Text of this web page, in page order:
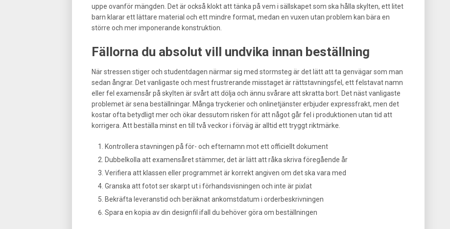
uppe ovanför mängden. Det är också klokt att tänka på vem i sällskapet som ska hålla skylten, ett litet
barn klarar ett lättare material och ett mindre format, medan en vuxen utan problem kan bära en
större och mer imponerande konstruktion.
Fällorna du absolut vill undvika innan beställning
När stressen stiger och studentdagen närmar sig med stormsteg är det lätt att ta genvägar som man
sedan ångrar. Det vanligaste och mest frustrerande misstaget är rättstavningsfel, ett felstavat namn
eller fel examensår på skylten är svårt att dölja och ännu svårare att skratta bort. Det näst vanligaste
problemet är sena beställningar. Många tryckerier och onlinetjänster erbjuder expressfrakt, men det
kostar ofta betydligt mer och ökar dessutom risken för att något går fel i produktionen utan tid att
korrigera. Att beställa minst en till två veckor i förväg är alltid ett tryggt riktmärke.
Kontrollera stavningen på för- och efternamn mot ett officiellt dokument
Dubbelkolla att examensåret stämmer, det är lätt att råka skriva föregående år
Verifiera att klassen eller programmet är korrekt angiven om det ska vara med
Granska att fotot ser skarpt ut i förhandsvisningen och inte är pixlat
Bekräfta leveranstid och beräknat ankomstdatum i orderbeskrivningen
Spara en kopia av din designfil ifall du behöver göra om beställningen